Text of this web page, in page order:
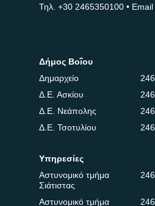
Τηλ. +30 2465350100 •
Δήμος Βοΐου
Δημαρχείο
Δ.Ε. Ασκίου
Δ.Ε. Νεάπολης
Δ.Ε. Τσοτυλίου
Υπηρεσίες
Αστυνομικό τμήμα
Σιάτιστας
Αστυνομικό τμήμα